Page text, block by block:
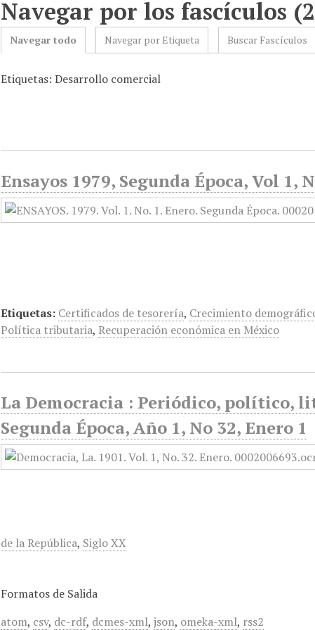
Navegar por los fascículos
Navegar todo Navegar por Etiqueta Buscar Fascículos
Etiquetas: Desarrollo comercial
Ensayos 1979, Segunda Época, Vol 1,
Etiquetas: Certificados de tesorería, Crecimiento
Política tributaria, Recuperación económica en México
La Democracia : Periódico, político,
Segunda Época, Año 1, No 32, Enero 1
de la República, Siglo XX
Formatos de Salida
atom, csv, dc-rdf, dcmes-xml,json, omeka-xml, rss2